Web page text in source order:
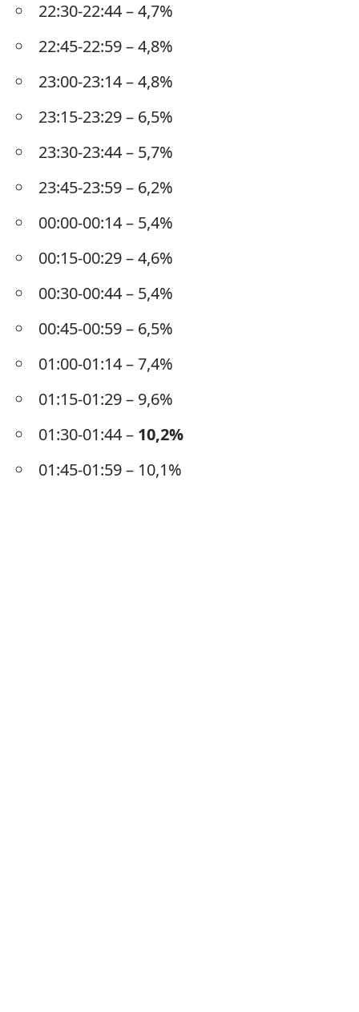
22:30-22:44 – 4,7%
22:45-22:59 – 4,8%
23:00-23:14 – 4,8%
23:15-23:29 – 6,5%
23:30-23:44 – 5,7%
23:45-23:59 – 6,2%
00:00-00:14 – 5,4%
00:15-00:29 – 4,6%
00:30-00:44 – 5,4%
00:45-00:59 – 6,5%
01:00-01:14 – 7,4%
01:15-01:29 – 9,6%
01:30-01:44 – 10,2%
01:45-01:59 – 10,1%